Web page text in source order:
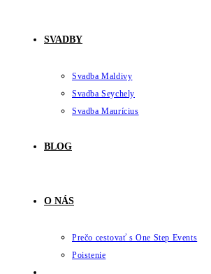
SVADBY
Svadba Maldivy
Svadba Seychely
Svadba Maurícius
BLOG
O NÁS
Prečo cestovať s One Step Events
Poistenie